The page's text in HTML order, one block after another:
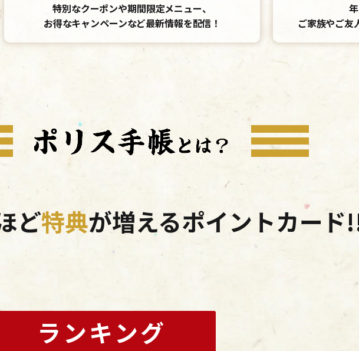
特別なクーポンや期間限定メニュー、
お得なキャンペーンなど最新情報を配信！
ご家族やご友
ど特典が増えるポイントカード
ランキング